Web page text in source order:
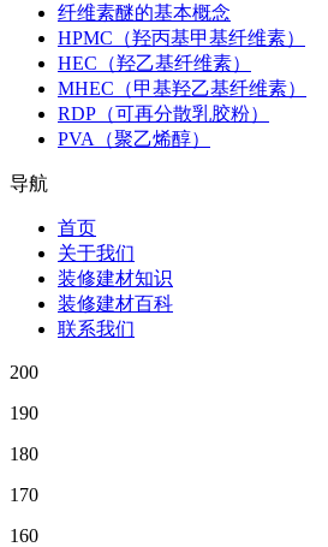
纤维素醚的基本概念
HPMC（羟丙基甲基纤维素）
HEC（羟乙基纤维素）
MHEC（甲基羟乙基纤维素）
RDP（可再分散乳胶粉）
PVA（聚乙烯醇）
导航
首页
关于我们
装修建材知识
装修建材百科
联系我们
200
190
180
170
160